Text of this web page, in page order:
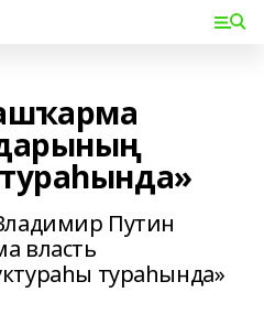
Путин
власть
тураһында»